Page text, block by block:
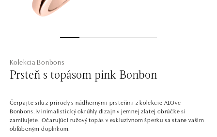
Kolekcia Bonbons
Prsteň s topásom pink Bonbon
Čerpajte silu z prírody s nádhernými prsteňmi z kolekcie ALOve
Bonbons. Minimalistický okrúhly dizajn v jemnej zlatej obrúčke si
zamilujete. Očarujúci ružový topás v exkluzívnom šperku sa stane vašim
obľúbeným doplnkom.